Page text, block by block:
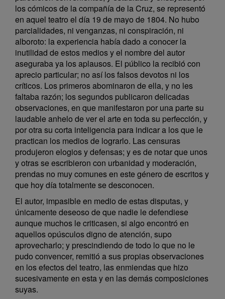
los cómicos de la compañía de la Cruz, se representó
en aquel teatro el día 19 de mayo de 1804. No hubo
parcialidades, ni venganzas, ni conspiración, ni
alboroto: la experiencia había dado a conocer la
inutilidad de estos medios y el nombre del autor
aseguraba ya los aplausos. El público la recibió con
aprecio particular; no así los falsos devotos ni los
críticos. Los primeros abominaron de ella, y no les
faltaba razón; los segundos publicaron delicadas
observaciones, en que manifestaron por una parte su
laudable anhelo de ver el arte en toda su perfección, y
por otra su corta inteligencia para indicar a los que le
practican los medios de lograrlo. Las censuras
produjeron elogios y defensas; y es de notar que unos
y otras se escribieron con urbanidad y moderación,
prendas no muy comunes en este género de escritos y
que hoy día totalmente se desconocen.
El autor, impasible en medio de estas disputas, y
únicamente deseoso de que nadie le defendiese
aunque muchos le criticasen, si algo encontró en
aquellos opúsculos digno de atención, supo
aprovecharlo; y prescindiendo de todo lo que no le
pudo convencer, remitió a sus propias observaciones
en los efectos del teatro, las enmiendas que hizo
sucesivamente en esta y en las demás composiciones
suyas.